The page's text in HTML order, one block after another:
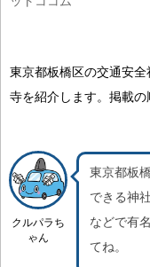
東京都板橋区の交通安
寺を紹介します。掲載の
クルパラち
ゃん
東京都板
できる神
などで有
てね。